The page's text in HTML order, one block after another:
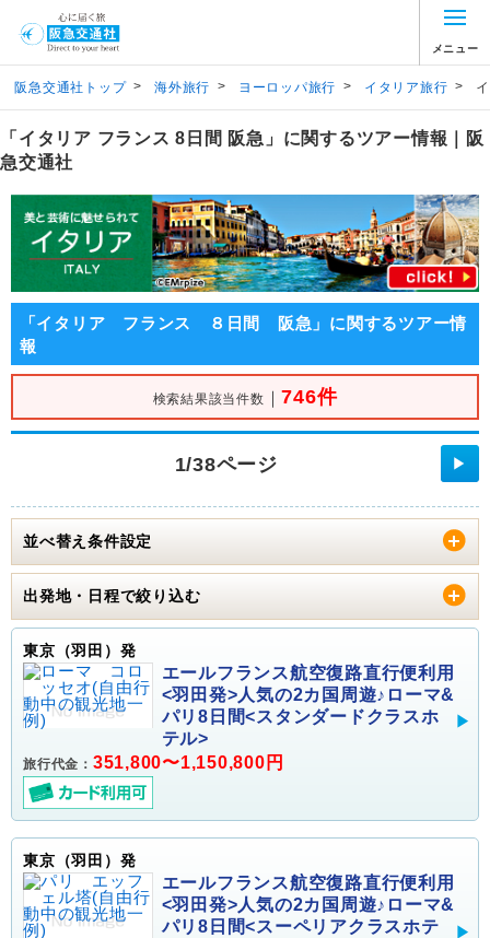
メニュー
阪急交通社トップ > 海外旅行 > ヨーロッパ旅行 > イタリア旅行 >
「イタリア フランス 8日間 阪急」に関するツアー情報｜阪
急交通社
「イタリア フランス ８日間 阪急」に関するツアー情
報
検索結果該当件数 ｜746件
1/38ページ ▶
並べ替え条件設定
出発地・日程で絞り込む
東京（羽田）発
エールフランス航空復路直行便利用
<羽田発>人気の2カ国周遊♪ローマ&
パリ8日間<スタンダードクラスホ
テル>
旅行代金： 351,800〜1,150,800円
東京（羽田）発
エールフランス航空復路直行便利用
<羽田発>人気の2カ国周遊♪ローマ&
パリ8日間<スーペリアクラスホテ